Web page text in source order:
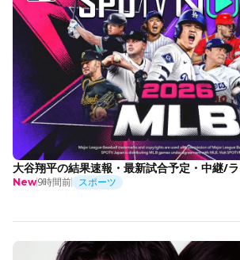
大谷翔平の結果速報・最新試合予定・中継/
New9時間前 スポーツ